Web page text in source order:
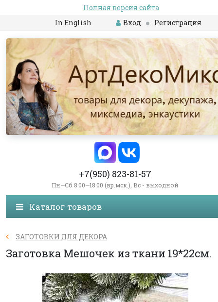
Полная версия сайта
In English
Вход Регистрация
+7(950) 823-81-57
Пн—Сб 8:00—18:00 (вр.мск.), Вс - выходной
Каталог товаров
ЗАГОТОВКИ ДЛЯ ДЕКОРА
Заготовка Мешочек из ткани 19*22см.